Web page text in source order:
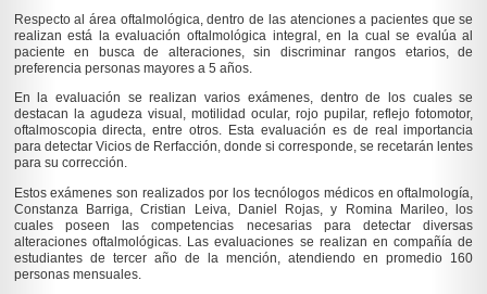
Respecto al área oftalmológica, dentro de las atenciones a pacientes que se
realizan está la evaluación oftalmológica integral, en la cual se evalúa al
paciente en busca de alteraciones, sin discriminar rangos etarios, de
preferencia personas mayores a 5 años.
En la evaluación se realizan varios exámenes, dentro de los cuales se
destacan la agudeza visual, motilidad ocular, rojo pupilar, reflejo fotomotor,
oftalmoscopia directa, entre otros. Esta evaluación es de real importancia
para detectar Vicios de Rerfacción, donde si corresponde, se recetarán lentes
para su corrección.
Estos exámenes son realizados por los tecnólogos médicos en oftalmología,
Constanza Barriga, Cristian Leiva, Daniel Rojas, y Romina Marileo, los
cuales poseen las competencias necesarias para detectar diversas
alteraciones oftalmológicas. Las evaluaciones se realizan en compañía de
estudiantes de tercer año de la mención, atendiendo en promedio 160
personas mensuales.